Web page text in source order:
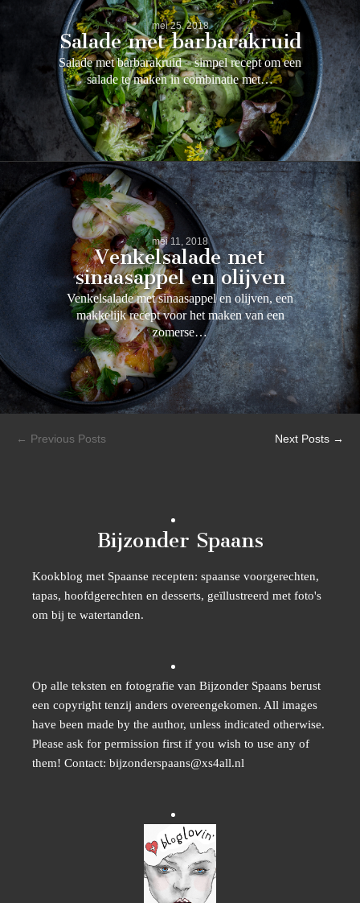
mei 25, 2018
Salade met barbarakruid
Salade met barbarakruid – simpel recept om een
salade te maken in combinatie met…
mei 11, 2018
Venkelsalade met
sinaasappel en olijven
Venkelsalade met sinaasappel en olijven, een
makkelijk recept voor het maken van een
zomerse…
← Previous Posts Next Posts →
Bijzonder Spaans
Kookblog met Spaanse recepten: spaanse voorgerechten,
tapas, hoofdgerechten en desserts, geïllustreerd met foto's
om bij te watertanden.
Op alle teksten en fotografie van Bijzonder Spaans berust
een copyright tenzij anders overeengekomen. All images
have been made by the author, unless indicated otherwise.
Please ask for permission first if you wish to use any of
them! Contact: bijzonderspaans@xs4all.nl